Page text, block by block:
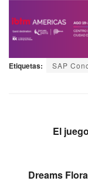
Etiquetas: SAP
El
Dreams